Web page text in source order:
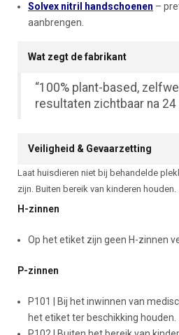
Solvex nitril handschoenen –
aanbrengen.
Wat zegt de fabrikant
“100% plant-based,
resultaten zichtbaar na 24
Veiligheid & Gevaarzetting
Laat huisdieren niet bij behandelde
zijn. Buiten bereik van kinderen houden.
H-zinnen
Op het etiket zijn geen H-zinnen
P-zinnen
P101 | Bij het inwinnen van
het etiket ter beschikking houden.